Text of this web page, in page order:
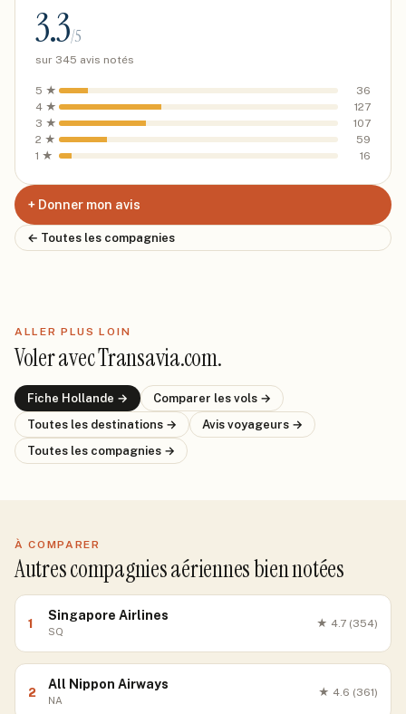
3.3/5
sur 345 avis notés
5 ★
36
4 ★
127
3 ★
107
2 ★
59
1 ★ 16
+ Donner mon avis
← Toutes les compagnies
ALLER PLUS LOIN
Voler avecTransavia.com.
Fiche Hollande →
Comparer les vols →
Toutes les destinations →
Avis voyageurs →
Toutes les compagnies →
À COMPARER
Autres compagnies aériennes bien notées
1
Singapore Airlines
SQ
★ 4.7 (354)
2
All Nippon Airways
NA
★ 4.6 (361)